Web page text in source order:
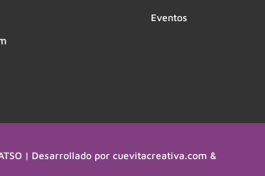
Eventos
| Desarrollado por cuevitacreativa.com &